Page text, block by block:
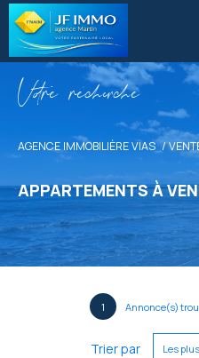
Vore recece
AGENCE IMMOBILIÈRE VIAS
APPARTEMENTS À
1 Annonce(s)
Trier par Les